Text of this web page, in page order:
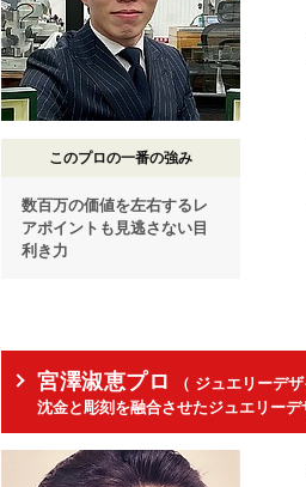
このプロの一番の強み
数百万の価値を左右するレ
アポイントも見逃さない目
利き力
宮澤淑恵プロ
（ ジュエリーデザ
沈金と彫刻を融合させたジュエリーデ